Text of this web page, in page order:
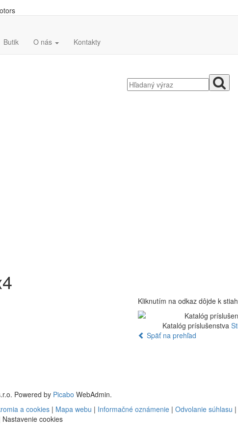
Butik O nás Kontakty
Kliknutím na odkaz dôjde k
Katalóg príslušenstva
Späť na prehľad
Powered by Picabo WebAdmin.
a cookies | Mapa webu | Informačné oznámenie | Odvolanie súhlasu |
Nastavenie cookies